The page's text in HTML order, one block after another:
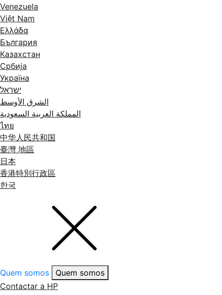
Venezuela
Việt Nam
Ελλάδα
България
Казахстан
Србија
Україна
ישראל
الشرق الأوسط
المملكة العربية السعودية
ไทย
中华人民共和国
臺灣 地區
日本
香港特別行政區
한국
Quem somos
Quem somos
Contactar a HP